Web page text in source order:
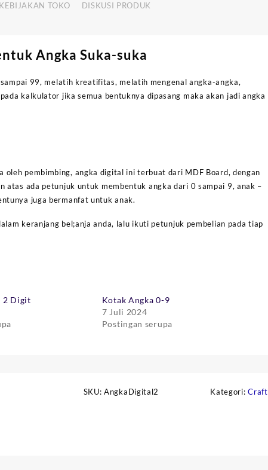
KEBIJAKAN TOKO DISKUSI PRODUK
Angka Suka-suka
99, melatih kreatifitas, melatih mengenal angka-angka,
kalkulator jika semua bentuknya dipasang maka akan jadi angka
pembimbing, angka digital ini terbuat dari MDF Board, dengan
atas ada petunjuk untuk membentuk angka dari 0 sampai 9, anak –
juga bermanfat untuk anak.
keranjang bel;anja anda, lalu ikuti petunjuk pembelian pada tiap
2 Digit
Kotak Angka 0-9
7 Juli 2024
Postingan serupa
SKU: AngkaDigital2 Kategori:Craft